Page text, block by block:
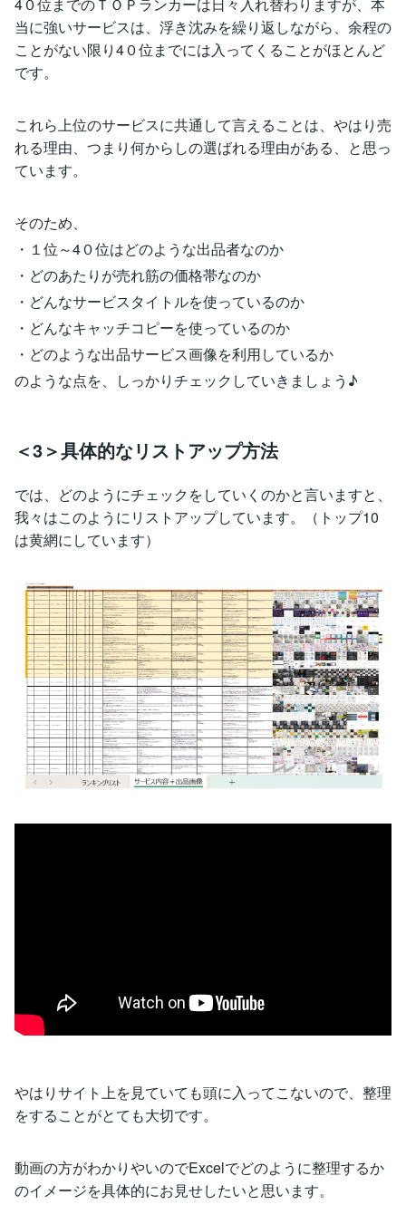
当に強いサービスは、浮き沈みを繰り返しながら、余程の
ことがない限り4０位までには入ってくることがほとんど
です。
これら上位のサービスに共通して言えることは、やはり売
れる理由、つまり何からしの選ばれる理由がある、と思っ
ています。
そのため、
・１位～4０位はどのような出品者なのか
・どのあたりが売れ筋の価格帯なのか
・どんなサービスタイトルを使っているのか
・どんなキャッチコピーを使っているのか
・どのような出品サービス画像を利用しているか
のような点を、しっかりチェックしていきましょう♪
＜3＞具体的なリストアップ方法
では、どのようにチェックをしていくのかと言いますと、
我々はこのようにリストアップしています。（トップ10
は黄網にしています）
やはりサイト上を見ていても頭に入ってこないので、整理
をすることがとても大切です。
動画の方がわかりやいのでExcelでどのように整理するか
のイメージを具体的にお見せしたいと思います。